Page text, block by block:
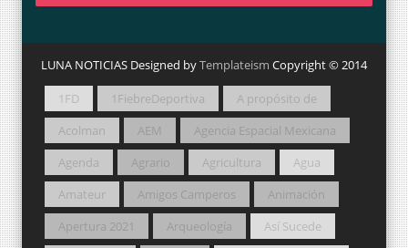
LUNA NOTICIAS Designed byTemplateism Copyright © 2014
1FD 1FiebreDeportiva
A propósito de
Acolman
AEM
Agencia Espacial Mexicana
Agenda
Agrario Agricultura
Agua
Amateur
Amigos Camperos
Animación
Apertura 2021
Arqueología
Así Sucede